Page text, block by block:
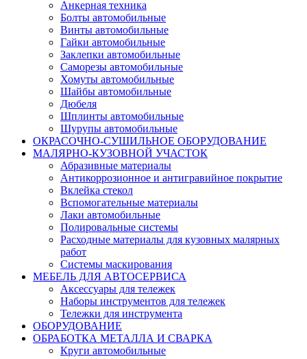
Анкерная техника
Болты автомобильные
Винты автомобильные
Гайки автомобильные
Заклепки автомобильные
Саморезы автомобильные
Хомуты автомобильные
Шайбы автомобильные
Дюбеля
Шплинты автомобильные
Шурупы автомобильные
ОКРАСОЧНО-СУШИЛЬНОЕ ОБОРУДОВАНИЕ
МАЛЯРНО-КУЗОВНОЙ УЧАСТОК
Абразивные материалы
Антикоррозионное и антигравийное покрытие
Вклейка стекол
Вспомогательные материалы
Лаки автомобильные
Полировальные системы
Расходные материалы для кузовных малярных
работ
Системы маскирования
МЕБЕЛЬ ДЛЯ АВТОСЕРВИСА
Аксессуары для тележек
Наборы инструментов для тележек
Тележки для инструмента
ОБОРУДОВАНИЕ
ОБРАБОТКА МЕТАЛЛА И СВАРКА
Круги автомобильные